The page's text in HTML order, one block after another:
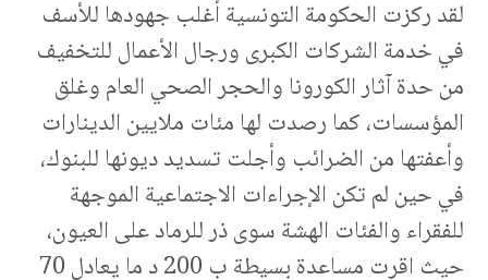
لقد ركزت الحكومة التونسية أغلب جهودها للأسف
في خدمة الشركات الكبرى ورجال الأعمال للتخفيف
من حدة آثار الكورونا والحجر الصحي العام وغلق
المؤسسات، كما رصدت لها مئات ملايين الدينارات
وأعفتها من الضرائب وأجلت تسديد ديونها للبنوك،
في حين لم تكن الإجراءات الاجتماعية الموجهة
للفقراء والفئات الهشة سوى ذر للرماد على العيون،
حيث اقرت مساعدة بسيطة ب 200 د ما يعادل 70